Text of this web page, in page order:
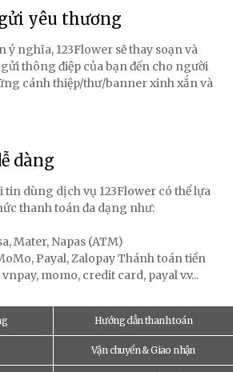
yêu thương
ý nghĩa, 123Flower sẽ thay soạn và
thông điệp của bạn đến cho người
cánh thiệp/thư/banner xinh xắn và
dàng
tin dùng dịch vụ 123Flower có thể lựa
thanh toán đa dạng như:
Mater, Napas (ATM)
Payal, Zalopay Thánh toán tiền
momo, credit card, payal v.v...
Hướng dẫn thanh toán
Vận chuyển & Giao nhận